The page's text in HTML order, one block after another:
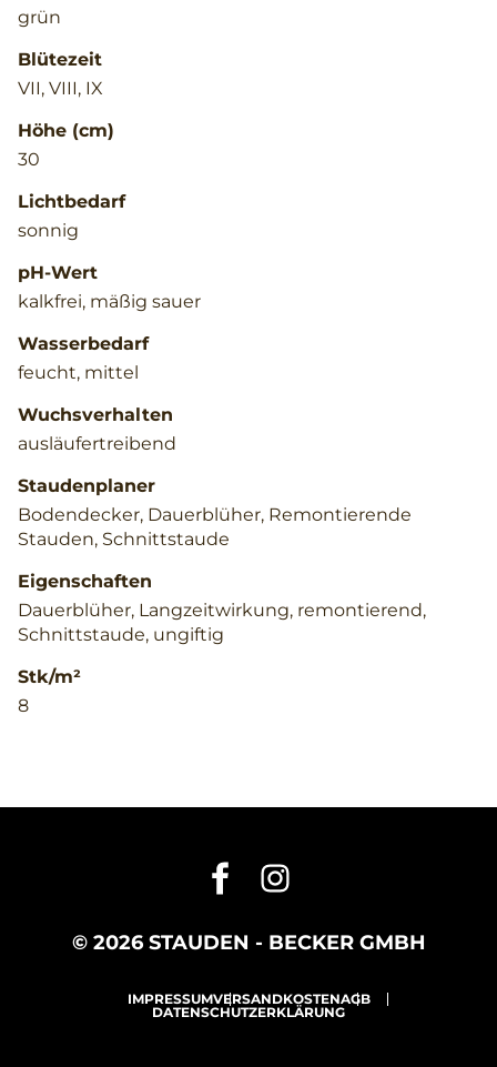
grün
Blütezeit
VII, VIII, IX
Höhe (cm)
30
Lichtbedarf
sonnig
pH-Wert
kalkfrei, mäßig sauer
Wasserbedarf
feucht, mittel
Wuchsverhalten
ausläufertreibend
Staudenplaner
Bodendecker, Dauerblüher, Remontierende
Stauden, Schnittstaude
Eigenschaften
Dauerblüher, Langzeitwirkung, remontierend,
Schnittstaude, ungiftig
Stk/m²
8
© 2026 STAUDEN - BECKER GMBH
IMPRESSUMVERSANDKOSTENAGB
DATENSCHUTZERKLÄRUNG